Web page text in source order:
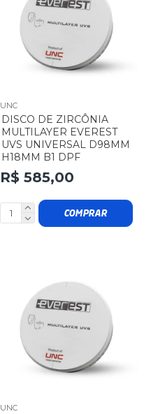
UNC
DISCO DE ZIRCÔNIA
MULTILAYER EVEREST
UVS UNIVERSAL D98MM
H18MM B1 DPF
R$ 585,00
COMPRAR
UNC